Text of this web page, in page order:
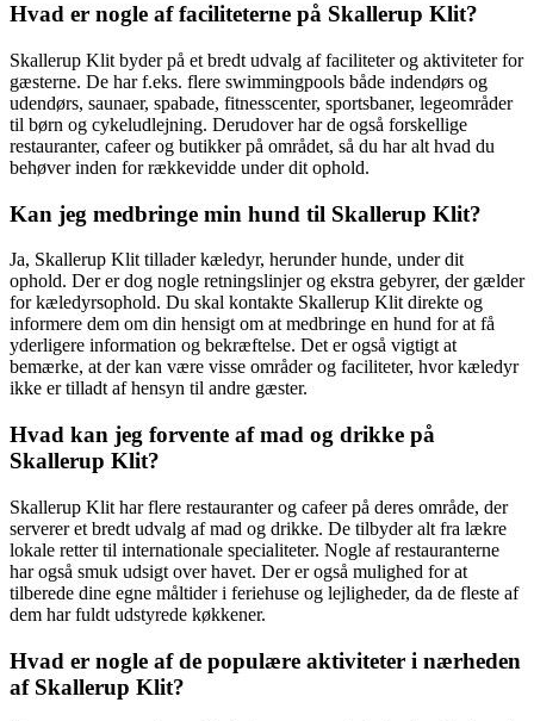
Hvad er nogle af faciliteterne på Skallerup Klit?
Skallerup Klit byder på et bredt udvalg af faciliteter og aktiviteter for
gæsterne. De har f.eks. flere swimmingpools både indendørs og
udendørs, saunaer, spabade, fitnesscenter, sportsbaner, legeområder
til børn og cykeludlejning. Derudover har de også forskellige
restauranter, cafeer og butikker på området, så du har alt hvad du
behøver inden for rækkevidde under dit ophold.
Kan jeg medbringe min hund til Skallerup Klit?
Ja, Skallerup Klit tillader kæledyr, herunder hunde, under dit
ophold. Der er dog nogle retningslinjer og ekstra gebyrer, der gælder
for kæledyrsophold. Du skal kontakte Skallerup Klit direkte og
informere dem om din hensigt om at medbringe en hund for at få
yderligere information og bekræftelse. Det er også vigtigt at
bemærke, at der kan være visse områder og faciliteter, hvor kæledyr
ikke er tilladt af hensyn til andre gæster.
Hvad kan jeg forvente af mad og drikke på
Skallerup Klit?
Skallerup Klit har flere restauranter og cafeer på deres område, der
serverer et bredt udvalg af mad og drikke. De tilbyder alt fra lækre
lokale retter til internationale specialiteter. Nogle af restauranterne
har også smuk udsigt over havet. Der er også mulighed for at
tilberede dine egne måltider i feriehuse og lejligheder, da de fleste af
dem har fuldt udstyrede køkkener.
Hvad er nogle af de populære aktiviteter i nærheden
af ​​Skallerup Klit?